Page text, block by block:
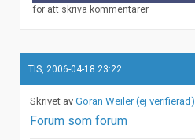
för att skriva kommentarer
TIS, 2006-04-18 23:22
Göran Weiler (ej verifierad)
Forum som forum